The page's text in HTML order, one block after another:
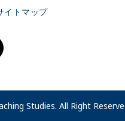
イトマップ
Studies. All Right